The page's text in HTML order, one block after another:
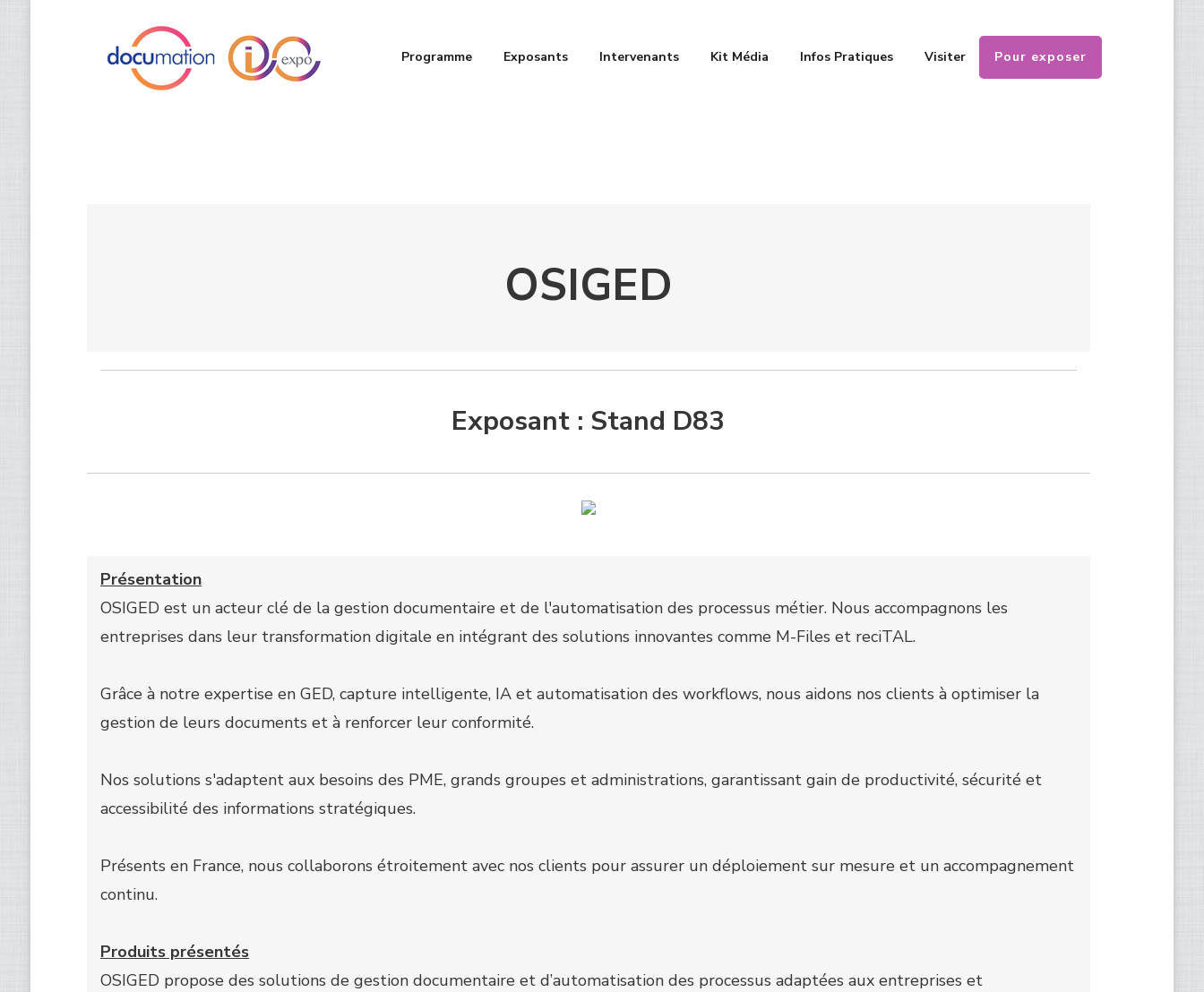
Programme Exposants Intervenants Kit Média Infos Pratiques Visiter Pour exposer
OSIGED
Exposant : Stand D83
Présentation
OSIGED est un acteur clé de la gestion documentaire et de l'automatisation des processus métier. Nous accompagnons les
entreprises dans leur transformation digitale en intégrant des solutions innovantes comme M-Files et reciTAL.
Grâce à notre expertise en GED, capture intelligente, IA et automatisation des workflows, nous aidons nos clients à optimiser la
gestion de leurs documents et à renforcer leur conformité.
Nos solutions s'adaptent aux besoins des PME, grands groupes et administrations, garantissant gain de productivité, sécurité et
accessibilité des informations stratégiques.
Présents en France, nous collaborons étroitement avec nos clients pour assurer un déploiement sur mesure et un accompagnement
continu.
Produits présentés
OSIGED propose des solutions de gestion documentaire et d’automatisation des processus adaptées aux entreprises et